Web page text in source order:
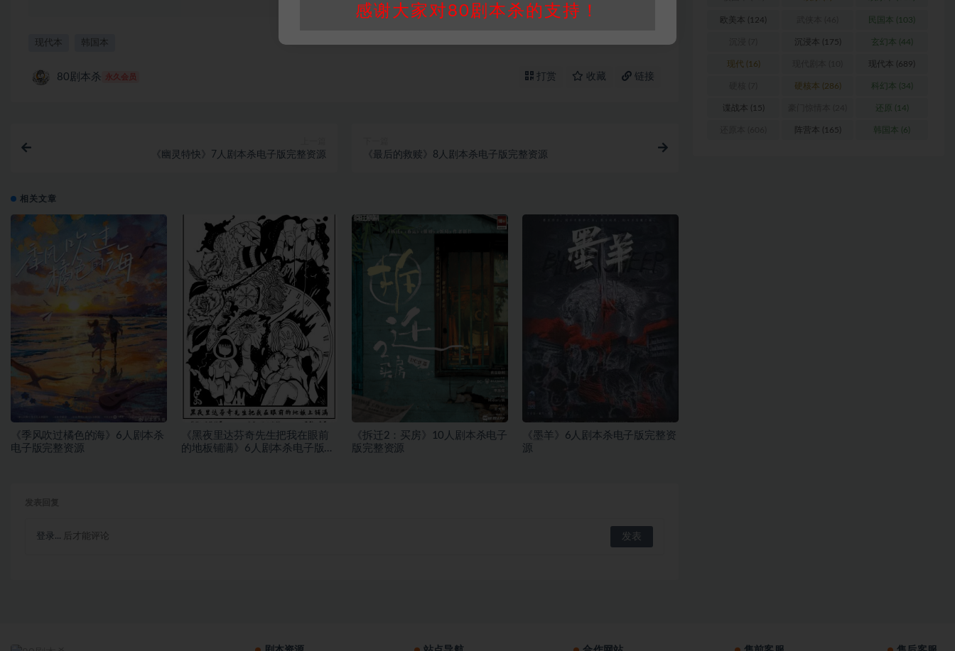
现代本 韩国本
80剧本杀 永久会员 打赏 收藏 链接
《幽灵特快》7人剧本杀电子版完整资源 《最后的救赎》8人剧本杀电子版完整资源
相关文章
《季风吹过橘色的海》6人剧本杀
电子版完整资源
《黑夜里达芬奇先生把我在眼前
的地板铺满》6人剧本杀电子版完
《拆迁2：买房》10人剧本杀电子
版完整资源
《墨羊》6人剧本杀电子版完整资
源
登录... 后才能评论
欧美本 (124) 民国本 (103)
沉浸本 (175) 玄幻本 (44)
现代 (16) 现代本 (689)
硬核本 (286) 科幻本 (34)
谍战本 (15) 还原 (14)
阵营本 (165) 韩国本 (6)
感谢大家对80剧本杀的支持！